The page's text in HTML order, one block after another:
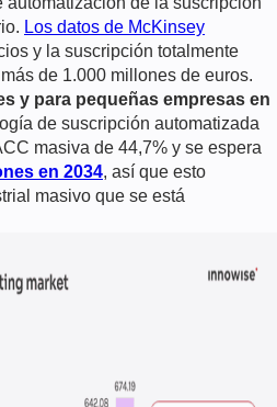
Los datos de McKinsey
y la suscripción totalmente
de 1.000 millones de euros.
y para pequeñas empresas en
de suscripción automatizada
masiva de 44,7% y se espera
en 2034, así que esto
masivo que se está